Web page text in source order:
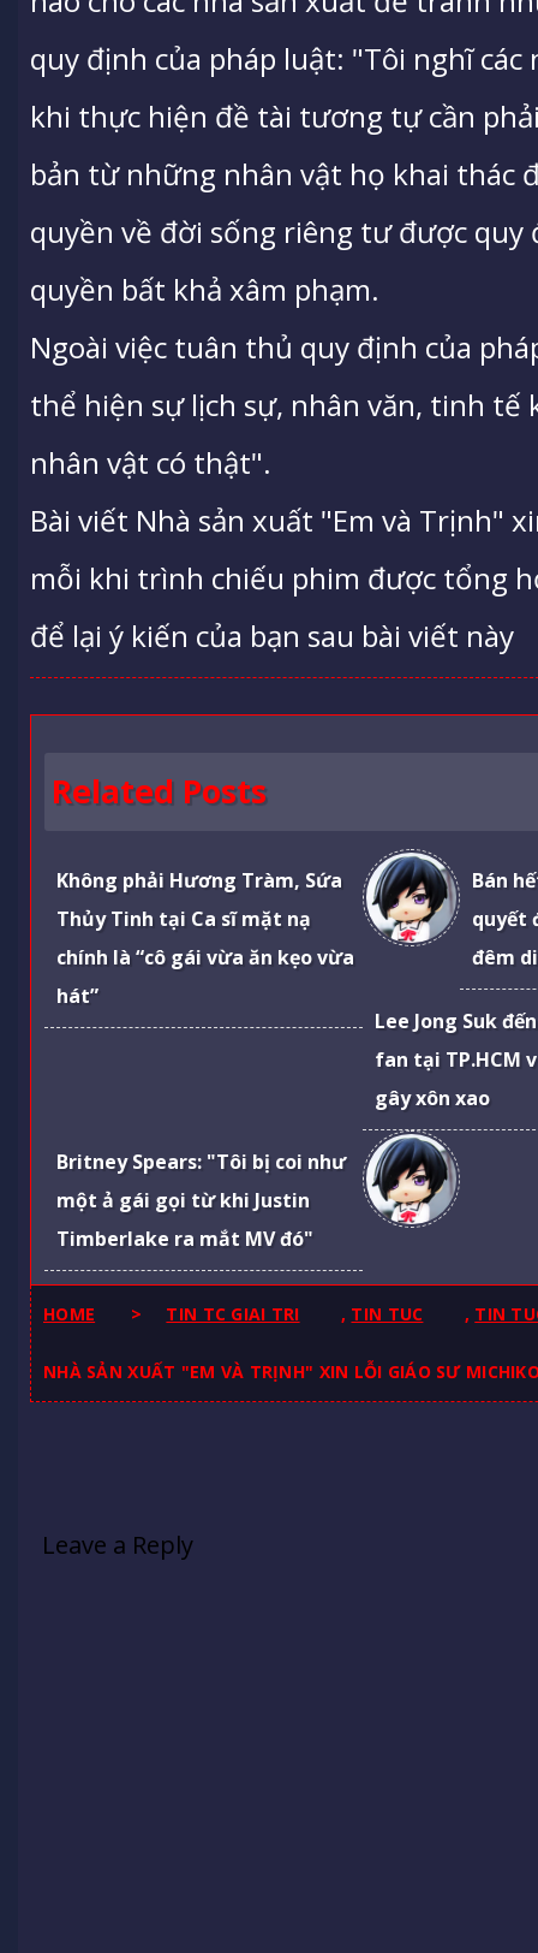
quy định của pháp luật: "Tôi nghĩ
khi thực hiện đề tài tương tự cần
bản từ những nhân vật họ khai thác
quyền về đời sống riêng tư được
quyền bất khả xâm phạm.
Ngoài việc tuân thủ quy định của
thể hiện sự lịch sự, nhân văn, tinh tế
nhân vật có thật".
Bài viết Nhà sản xuất "Em và Trịnh"
mỗi khi trình chiếu phim được tổng
để lại ý kiến của bạn sau bài viết này
Related Posts
Không phải Hương Tràm, Sứa
Thủy Tinh tại Ca sĩ mặt nạ
chính là “cô gái vừa ăn kẹo vừa
hát”
Bán
quyết
đêm
Lee Jong Suk
fan tại TP.HCM
gây xôn xao
Britney Spears: "Tôi bị coi như
một ả gái gọi từ khi Justin
Timberlake ra mắt MV đó"
HOME > TIN TC GIAI TRI , TIN TUC , TIN
NHÀ SẢN XUẤT "EM VÀ TRỊNH" XIN LỖI GIÁO SƯ
Leave a Reply